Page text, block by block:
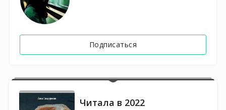
Подписаться
Читала в 2022